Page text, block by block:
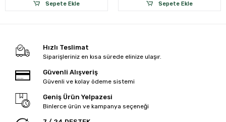
Sepete Ekle Sepete Ekle
Hızlı Teslimat
Siparişleriniz en kısa sürede elinize ulaşır.
Güvenli Alışveriş
Güvenli ve kolay ödeme sistemi
Geniş Ürün Yelpazesi
Binlerce ürün ve kampanya seçeneği